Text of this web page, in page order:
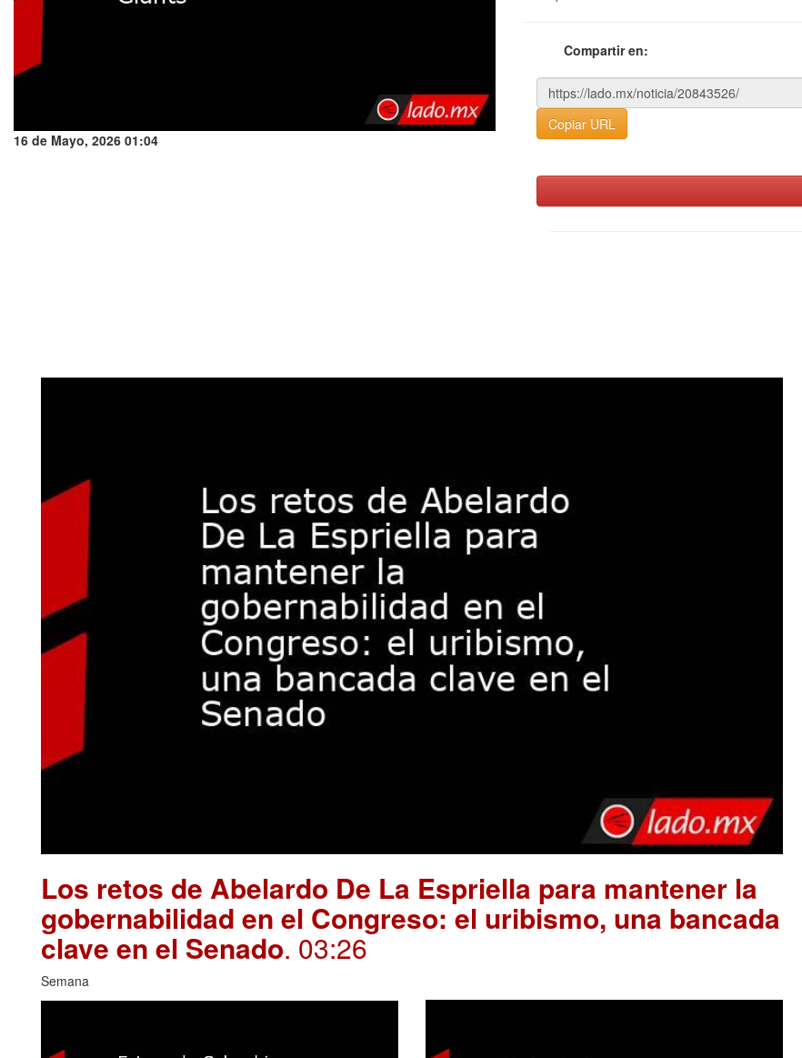
16 de Mayo, 2026 01:04
Compartir en:
Copiar URL
Los retos de Abelardo De La Espriella para mantener la
gobernabilidad en el Congreso: el uribismo, una bancada
clave en el Senado. 03:26
Semana